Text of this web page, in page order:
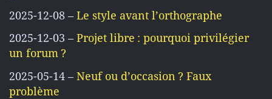
2025-12-08 – Le style avant l’orthographe
2025-12-03 – Projet libre : pourquoi privilégier
un forum ?
2025-05-14 – Neuf ou d’occasion ? Faux
problème